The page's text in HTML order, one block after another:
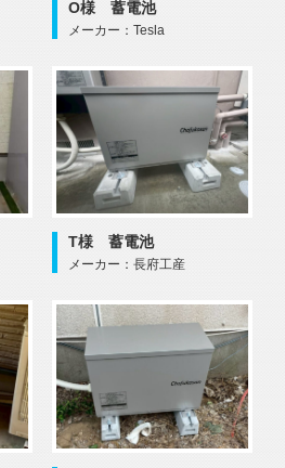
O様 蓄電池
メーカー：Tesla
T様 蓄電池
メーカー：長府工産